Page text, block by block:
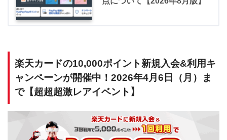
楽天カードの10,000ポイント新規入会&利用キ
ャンペーンが開催中！2026年4月6日（月）ま
で【超超超激レアイベント】